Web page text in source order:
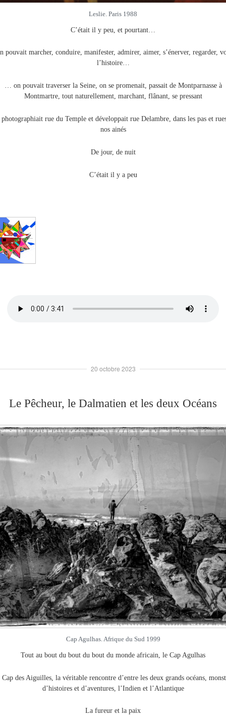
Leslie. Paris 1988
C’était il y peu, et pourtant…
pouvait marcher, conduire, manifester, admirer, aimer, s’énerver, regarder,
l’histoire…
… on pouvait traverser la Seine, on se promenait, passait de Montparnasse à
Montmartre, tout naturellement, marchant, flânant, se pressant
rue du Temple et développait rue Delambre, dans les pas et
nos ainés
De jour, de nuit
C’était il y a peu
20 octobre 2023
Le Pêcheur, le Dalmatien et les deux Océans
Cap Agulhas. Afrique du Sud 1999
Tout au bout du bout du bout du monde africain, le Cap Agulhas
des Aiguilles, la véritable rencontre d’entre les deux grands océans,
d’histoires et d’aventures, l’Indien et l’Atlantique
La fureur et la paix